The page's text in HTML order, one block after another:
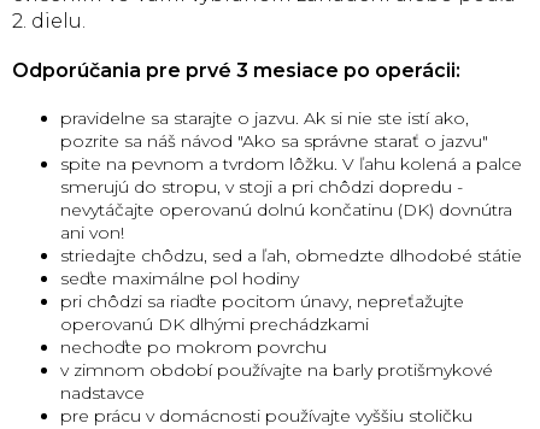
2. dielu.
Odporúčania pre prvé 3 mesiace po operácii:
pravidelne sa starajte o jazvu. Ak si nie ste istí ako,
pozrite sa náš návod "Ako sa správne starať o jazvu"
spite na pevnom a tvrdom lôžku. V ľahu kolená a palce
smerujú do stropu, v stoji a pri chôdzi dopredu -
nevytáčajte operovanú dolnú končatinu (DK) dovnútra
ani von!
striedajte chôdzu, sed a ľah, obmedzte dlhodobé státie
seďte maximálne pol hodiny
pri chôdzi sa riaďte pocitom únavy, nepreťažujte
operovanú DK dlhými prechádzkami
nechoďte po mokrom povrchu
v zimnom období používajte na barly protišmykové
nadstavce
pre prácu v domácnosti používajte vyššiu stoličku